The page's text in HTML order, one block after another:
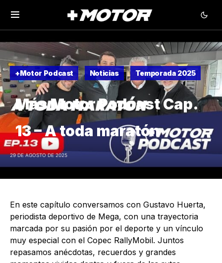
+Motor Podcast Noticias Temporada 2025
Más Motor Podcast Cap.
13 – A toda maratón
29 DE AGOSTO DE 2025
En este capítulo conversamos con Gustavo Huerta,
periodista deportivo de Mega, con una trayectoria
marcada por su pasión por el deporte y un vínculo
muy especial con el Copec RallyMobil. Juntos
repasamos anécdotas, recuerdos y grandes